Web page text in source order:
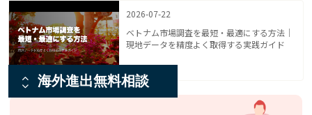
2026-07-22
ベトナム市場調査を最短・最適にする方法｜
現地データを精度よく取得する実践ガイド
海外進出無料相談